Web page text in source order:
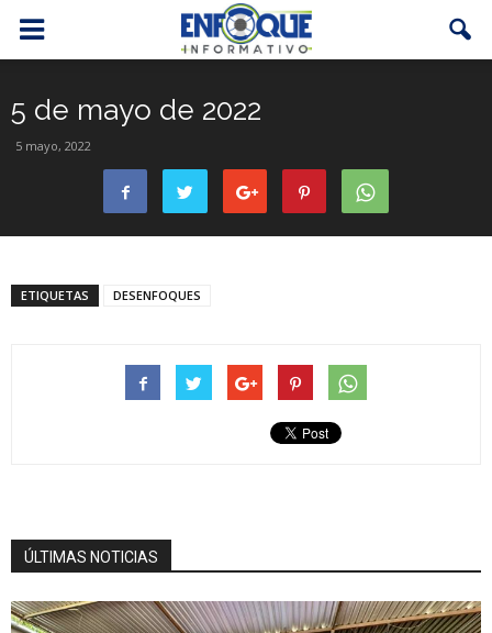
5 de mayo de 2022
5 mayo, 2022
ETIQUETAS DESENFOQUES
ÚLTIMAS NOTICIAS